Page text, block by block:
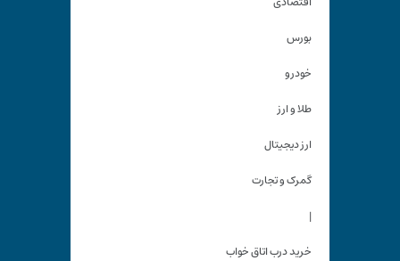
بورس
خودرو
طلا و ارز
ارز دیجیتال
گمرک و تجارت
|
خرید درب اتاق خواب